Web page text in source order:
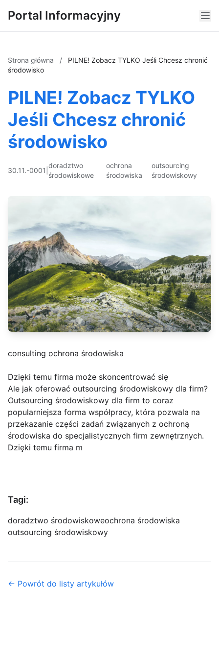
Portal Informacyjny
Strona główna /
PILNE! Zobacz TYLKO Jeśli Chcesz chronić
środowisko
PILNE! Zobacz TYLKO
Jeśli Chcesz chronić
środowisko
30.11.-0001
doradztwo
środowiskowe
ochrona
środowiska
outsourcing
środowiskowy
consulting ochrona środowiska
Dzięki temu firma może skoncentrować się
Ale jak oferować outsourcing środowiskowy dla firm?
Outsourcing środowiskowy dla firm to coraz
popularniejsza forma współpracy, która pozwala na
przekazanie części zadań związanych z ochroną
środowiska do specjalistycznych firm zewnętrznych.
Dzięki temu firma m
Tagi:
doradztwo środowiskoweochrona środowiska
outsourcing środowiskowy
← Powrót do listy artykułów